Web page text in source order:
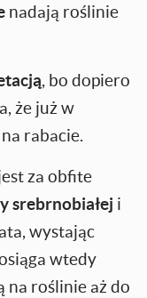
nadają roślinie
, bo dopiero
że już w
rabacie.
za obfite
srebrnobiałej i
wystając
wtedy
na roślinie aż do